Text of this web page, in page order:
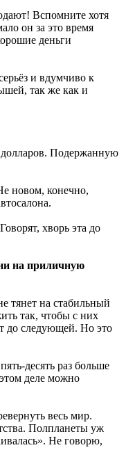
Вспомните хотя
он за это время
деньги
и вдумчиво к
так же как и
Подержанную
новом, конечно,
хворь эта до
на приличную
тянет на стабильный
так, чтобы с них
до следующей. Но это
десять раз больше
деле можно
весь мир.
Полпланеты уж
Не говорю,